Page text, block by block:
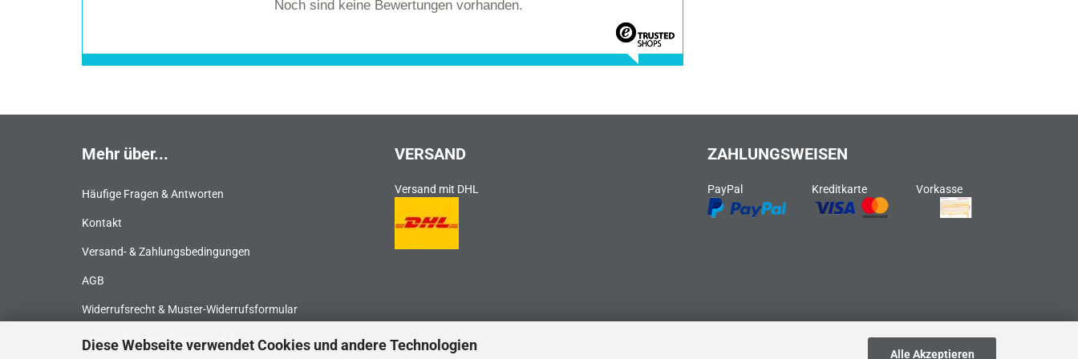
Diese Webseite verwendet Cookies und andere Technologien
Alle Akzeptieren
Noch sind keine Bewertungen vorhanden.
Mehr über...
Häufige Fragen & Antworten
Kontakt
Versand- & Zahlungsbedingungen
AGB
Widerrufsrecht & Muster-Widerrufsformular
Privatsphäre und Datenschutz
VERSAND
Versand mit DHL
ZAHLUNGSWEISEN
PayPal Kreditkarte Vorkasse